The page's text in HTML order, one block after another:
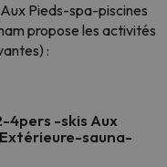
Pieds-spa-piscines
propose les activités
:
4pers -skis Aux
sauna-